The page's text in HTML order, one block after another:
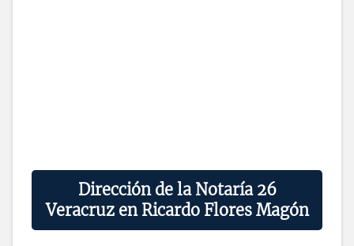
Dirección de la Notaría 26
Veracruz en Ricardo Flores Magón